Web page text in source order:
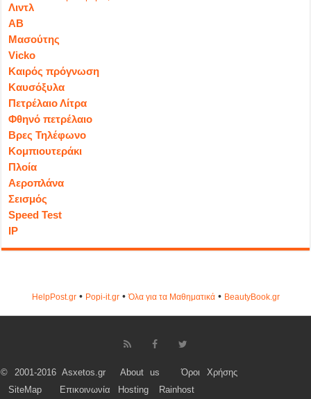
Λιντλ
ΑΒ
Μασούτης
Vicko
Καιρός πρόγνωση
Καυσόξυλα
Πετρέλαιο Λίτρα
Φθηνό πετρέλαιο
Βρες Τηλέφωνο
Κομπιουτεράκι
Πλοία
Αεροπλάνα
Σεισμός
Speed Test
IP
HelpPost.gr• Popi-it.gr•Όλα για τα Μαθηματικά• ΒeautyΒook.gr
© 2001-2016 Asxetos.gr About us
Όροι Χρήσης
SiteMap
Επικοινωνία Hosting Rainhost